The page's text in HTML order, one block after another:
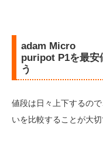
adam Micro
puripot P1を最安
う
値段は日々上下するの
いを比較することが大切